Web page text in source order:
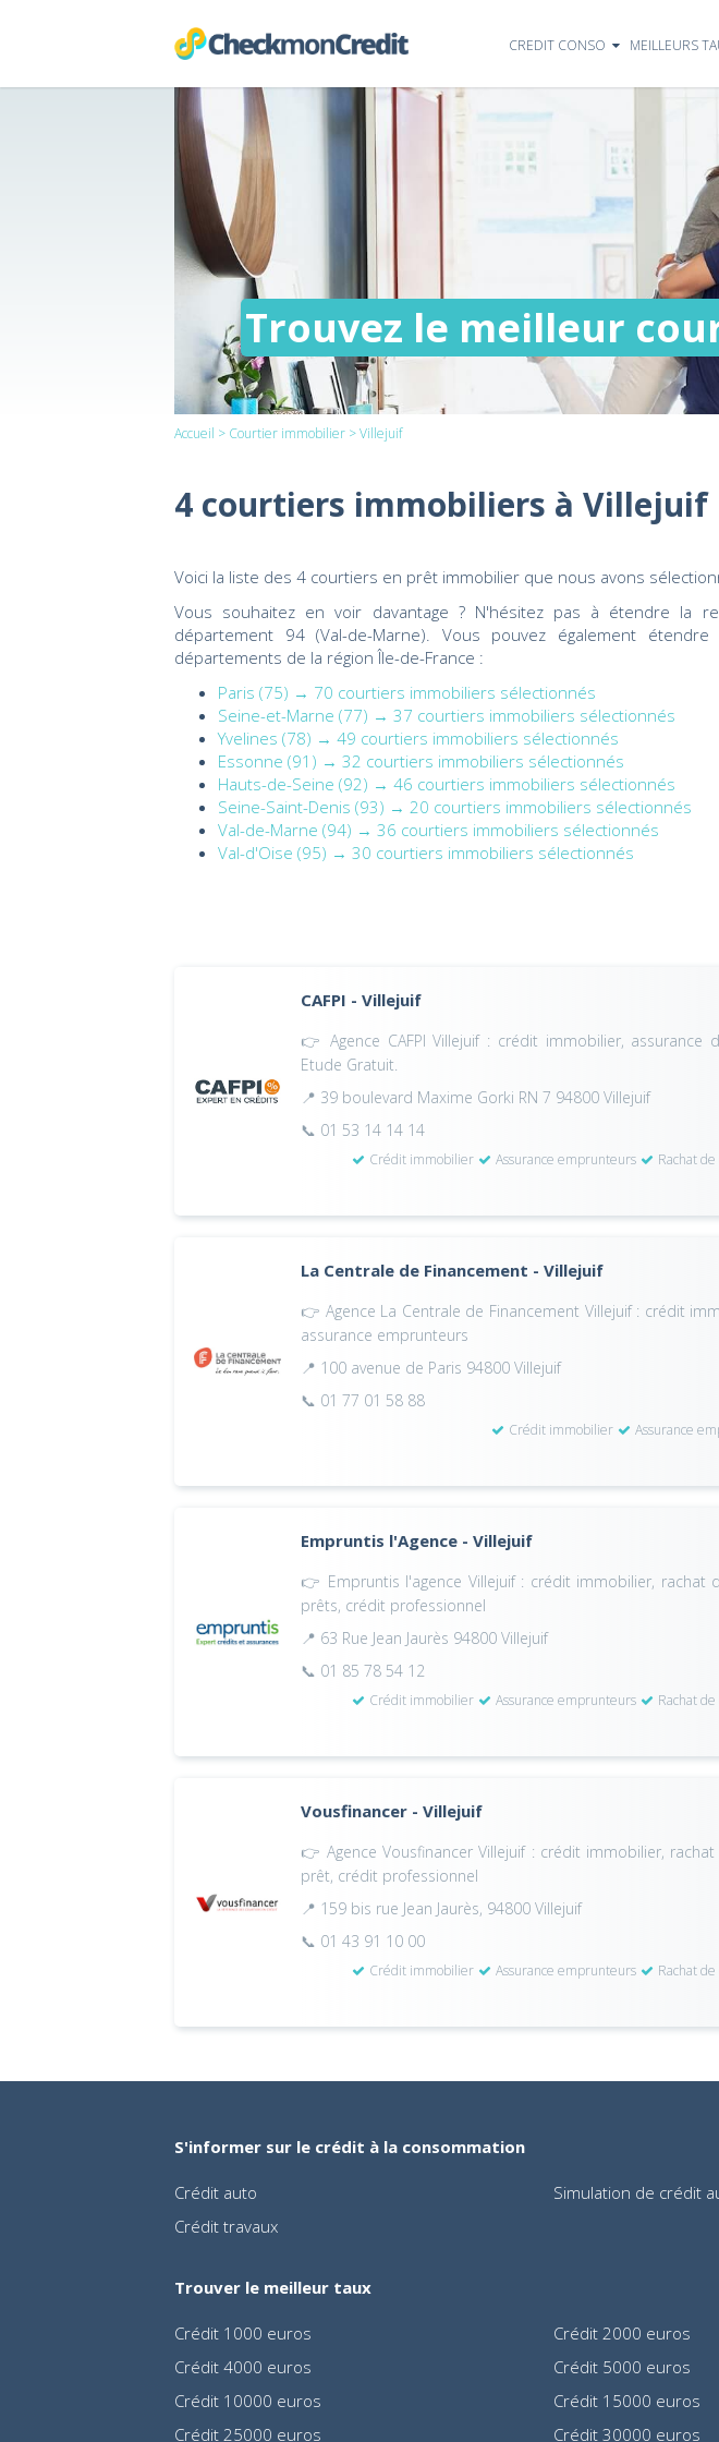
CREDIT CONSO MEILLEURS
Trouvez le meilleur
Accueil > Courtier immobilier > Villejuif
4 courtiers immobiliers à Villejuif
Voici la liste des 4 courtiers en prêt immobilier que nous avons
Vous souhaitez en voir davantage ? N'hésitez pas à étendre la
département 94 (Val-de-Marne). Vous pouvez également
départements de la région Île-de-France :
Paris (75) → 70 courtiers immobiliers sélectionnés
Seine-et-Marne (77) → 37 courtiers immobiliers sélectionnés
Yvelines (78) → 49 courtiers immobiliers sélectionnés
Essonne (91) → 32 courtiers immobiliers sélectionnés
Hauts-de-Seine (92) → 46 courtiers immobiliers sélectionnés
Seine-Saint-Denis (93) → 20 courtiers immobiliers sélectionnés
Val-de-Marne (94) → 36 courtiers immobiliers sélectionnés
Val-d'Oise (95) → 30 courtiers immobiliers sélectionnés
CAFPI - Villejuif
👉 Agence CAFPI Villejuif : crédit immobilier,
Etude Gratuit.
📍 39 boulevard Maxime Gorki RN 7 94800 Villejuif
📞 01 53 14 14 14
Crédit immobilier Assurance emprunteurs Rachat
La Centrale de Financement - Villejuif
👉 Agence La Centrale de Financement Villejuif : crédit
assurance emprunteurs
📍 100 avenue de Paris 94800 Villejuif
📞 01 77 01 58 88
Crédit immobilier Assurance
Empruntis l'Agence - Villejuif
👉 Empruntis l'agence Villejuif : crédit immobilier, rachat
prêts, crédit professionnel
📍 63 Rue Jean Jaurès 94800 Villejuif
📞 01 85 78 54 12
Crédit immobilier Assurance emprunteurs Rachat
Vousfinancer - Villejuif
👉 Agence Vousfinancer Villejuif : crédit immobilier,
prêt, crédit professionnel
📍 159 bis rue Jean Jaurès, 94800 Villejuif
📞 01 43 91 10 00
Crédit immobilier Assurance emprunteurs Rachat
S'informer sur le crédit à la consommation
Crédit auto Simulation de crédit
Crédit travaux
Trouver le meilleur taux
Crédit 1000 euros Crédit 2000 euros
Crédit 4000 euros
Crédit 5000 euros
Crédit 10000 euros
Crédit 15000 euros
Crédit 25000 euros
Crédit 30000 euros